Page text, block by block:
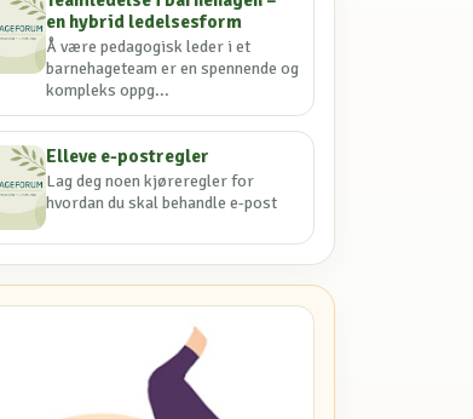
en hybrid ledelsesform
Å være pedagogisk leder i et
barnehageteam er en spennende og
kompleks oppg...
Elleve e-postregler
Lag deg noen kjøreregler for
hvordan du skal behandle e-post